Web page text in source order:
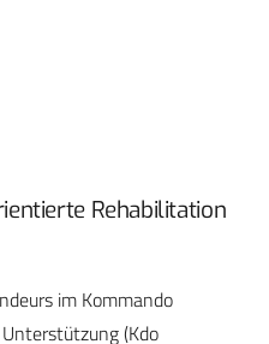
Rehabilitation
im Kommando
(Kdo